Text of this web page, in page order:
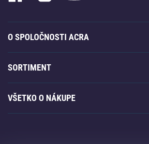
O SPOLOČNOSTI ACRA
O nás
Záruka Acra
Kontakty
SORTIMENT
Fitness a posilovanie
Raketové športy
VŠETKO O NÁKUPE